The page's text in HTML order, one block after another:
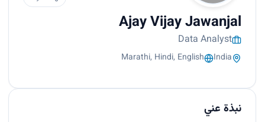
Ajay Vijay Jawanjal
Data Analyst
India
Marathi, Hindi, English
نبذة عني